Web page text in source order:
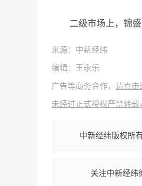
二级市场上，锦盛
来源：中新经纬
编辑：王永乐
广告等商务合作， 请点击
未经过正式授权严禁转
中新经纬版权所
关注中新经纬